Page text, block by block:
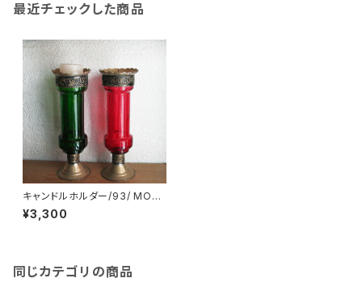
最近チェックした商品
キャンドルホルダー/93/ MOR
OCCO モロッコ
¥3,300
同じカテゴリの商品